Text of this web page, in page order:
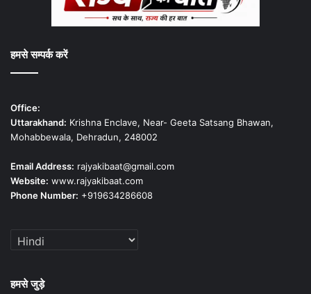
हमसे सम्पर्क करें
Office:
Uttarakhand: Krishna Enclave, Near- Geeta Satsang Bhawan,
Mohabbewala, Dehradun, 248002
Email Address: rajyakibaat@gmail.com
Website: www.rajyakibaat.com
Phone Number: +919634286608
हमसे जुड़े